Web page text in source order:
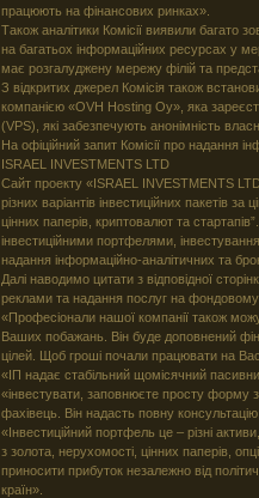
працюють на фінансових ринках».
Також аналітики Комісії виявили багато
на багатьох інформаційних ресурсах у
має розгалуджену мережу філій та
З відкритих джерел Комісія також
компанією «OVH Hosting Oy», яка
(VPS), які забезпечують анонімність
На офіційний запит Комісії про надання
ISRAEL INVESTMENTS LTD
Сайт проекту «ISRAEL INVESTMENTS
різних варіантів інвестиційних пакетів
цінних паперів, криптовалют та
інвестиційними портфелями, інвестування
надання інформаційно-аналітичних та
Далі наводимо цитати з відповідної
реклами та надання послуг на фондовому
«Професіонали нашої компанії також
Ваших побажань. Він буде доповнений
цілей. Щоб гроші почали працювати на
«ІП надає стабільний щомісячний
«інвестувати, заповнюєте просту форму
фахівець. Він надасть повну
«Інвестиційний портфель це – різні
з золота, нерухомості, цінних паперів,
приносити прибуток незалежно від
країн».